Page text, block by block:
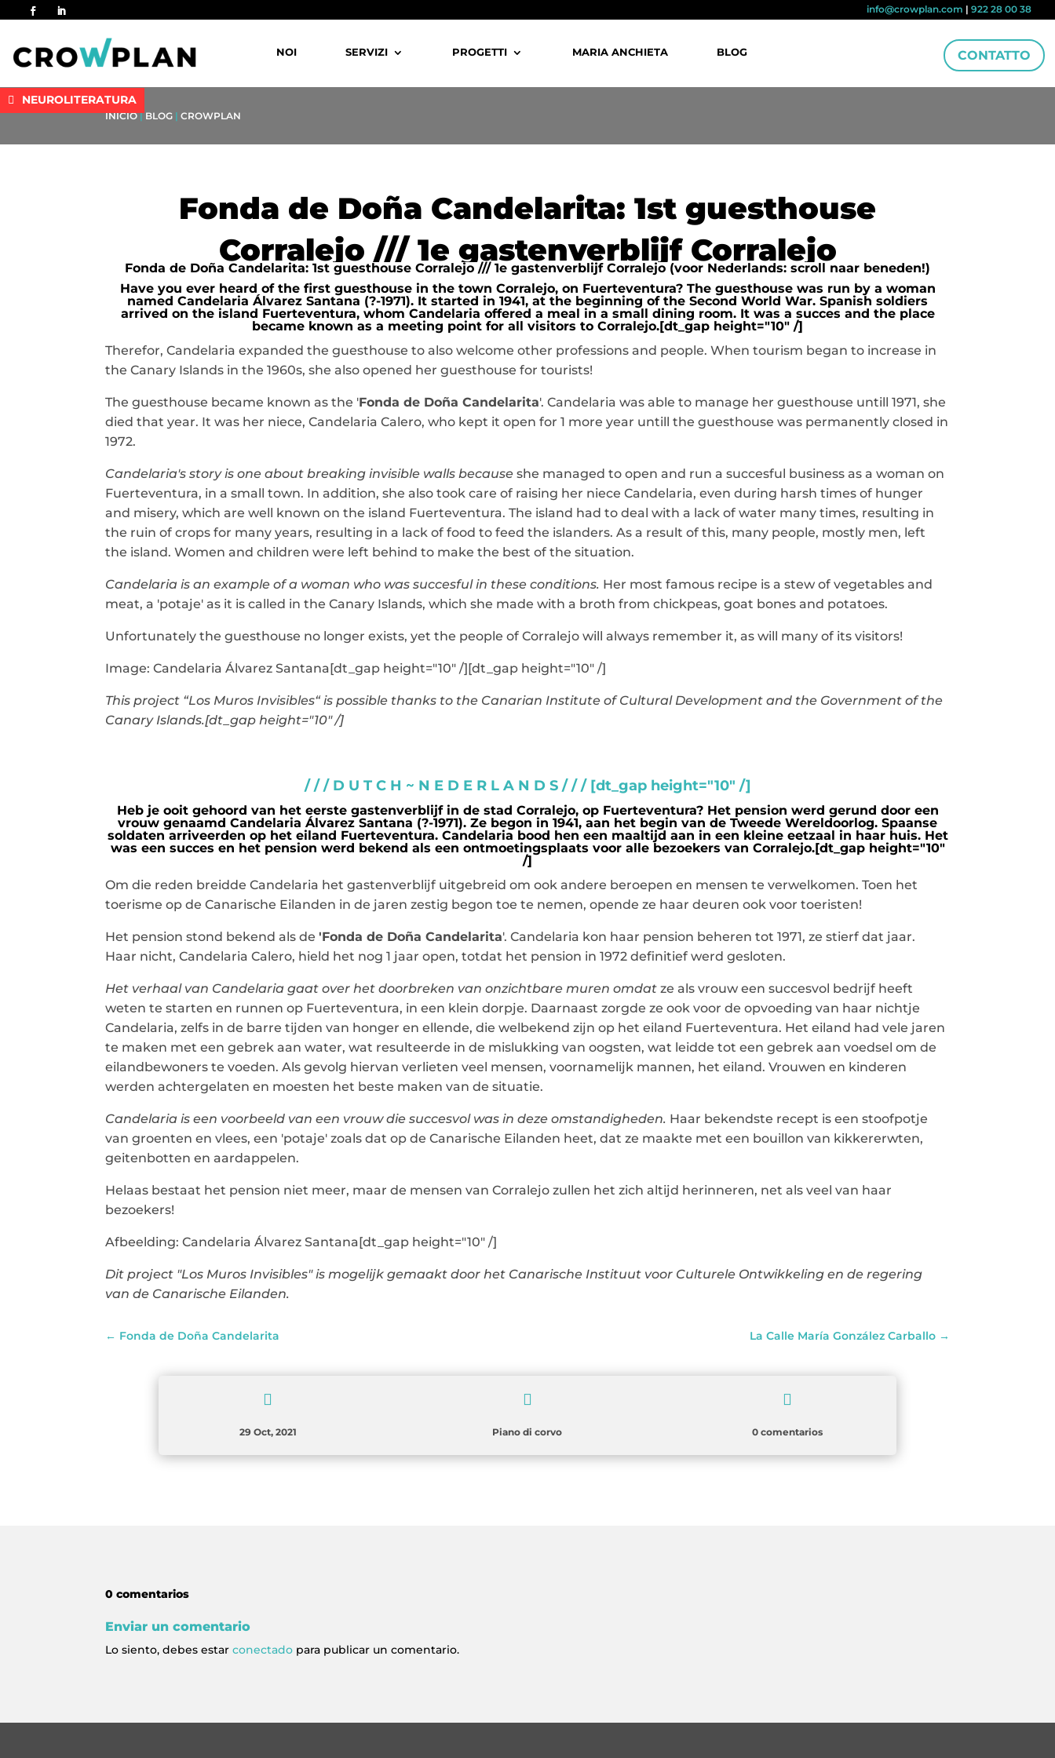
info@crowplan.com | 922 28 00 38
NOI SERVIZI PROGETTI MARIA ANCHIETA BLOG CONTATTO
NEUROLITERATURA
INICIO |BLOG |CROWPLAN
Fonda de Doña Candelarita: 1st guesthouse
Corralejo /// 1e gastenverblijf Corralejo
Fonda de Doña Candelarita: 1st guesthouse Corralejo /// 1e gastenverblijf Corralejo (voor Nederlands: scroll naar beneden!)
Have you ever heard of the first guesthouse in the town Corralejo, on Fuerteventura? The guesthouse was run by a woman
named Candelaria Álvarez Santana (?-1971). It started in 1941, at the beginning of the Second World War. Spanish soldiers
arrived on the island Fuerteventura, whom Candelaria offered a meal in a small dining room. It was a succes and the place
became known as a meeting point for all visitors to Corralejo.[dt_gap height="10" /]
Therefor, Candelaria expanded the guesthouse to also welcome other professions and people. When tourism began to increase in
the Canary Islands in the 1960s, she also opened her guesthouse for tourists!
The guesthouse became known as the 'Fonda de Doña Candelarita'. Candelaria was able to manage her guesthouse untill 1971, she
died that year. It was her niece, Candelaria Calero, who kept it open for 1 more year untill the guesthouse was permanently closed in
1972.
Candelaria's story is one about breaking invisible walls because she managed to open and run a succesful business as a woman on
Fuerteventura, in a small town. In addition, she also took care of raising her niece Candelaria, even during harsh times of hunger
and misery, which are well known on the island Fuerteventura. The island had to deal with a lack of water many times, resulting in
the ruin of crops for many years, resulting in a lack of food to feed the islanders. As a result of this, many people, mostly men, left
the island. Women and children were left behind to make the best of the situation.
Candelaria is an example of a woman who was succesful in these conditions. Her most famous recipe is a stew of vegetables and
meat, a 'potaje' as it is called in the Canary Islands, which she made with a broth from chickpeas, goat bones and potatoes.
Unfortunately the guesthouse no longer exists, yet the people of Corralejo will always remember it, as will many of its visitors!
Image: Candelaria Álvarez Santana[dt_gap height="10" /][dt_gap height="10" /]
This project “Los Muros Invisibles“ is possible thanks to the Canarian Institute of Cultural Development and the Government of the
Canary Islands.[dt_gap height="10" /]
/ / / D U T C H ~ N E D E R L A N D S / / / [dt_gap height="10" /]
Heb je ooit gehoord van het eerste gastenverblijf in de stad Corralejo, op Fuerteventura? Het pension werd gerund door een
vrouw genaamd Candelaria Álvarez Santana (?-1971). Ze begon in 1941, aan het begin van de Tweede Wereldoorlog. Spaanse
soldaten arriveerden op het eiland Fuerteventura. Candelaria bood hen een maaltijd aan in een kleine eetzaal in haar huis. Het
was een succes en het pension werd bekend als een ontmoetingsplaats voor alle bezoekers van Corralejo.[dt_gap height="10"
/]
Om die reden breidde Candelaria het gastenverblijf uitgebreid om ook andere beroepen en mensen te verwelkomen. Toen het
toerisme op de Canarische Eilanden in de jaren zestig begon toe te nemen, opende ze haar deuren ook voor toeristen!
Het pension stond bekend als de'Fonda de Doña Candelarita'. Candelaria kon haar pension beheren tot 1971, ze stierf dat jaar.
Haar nicht, Candelaria Calero, hield het nog 1 jaar open, totdat het pension in 1972 definitief werd gesloten.
Het verhaal van Candelaria gaat over het doorbreken van onzichtbare muren omdat ze als vrouw een succesvol bedrijf heeft
weten te starten en runnen op Fuerteventura, in een klein dorpje. Daarnaast zorgde ze ook voor de opvoeding van haar nichtje
Candelaria, zelfs in de barre tijden van honger en ellende, die welbekend zijn op het eiland Fuerteventura. Het eiland had vele jaren
te maken met een gebrek aan water, wat resulteerde in de mislukking van oogsten, wat leidde tot een gebrek aan voedsel om de
eilandbewoners te voeden. Als gevolg hiervan verlieten veel mensen, voornamelijk mannen, het eiland. Vrouwen en kinderen
werden achtergelaten en moesten het beste maken van de situatie.
Candelaria is een voorbeeld van een vrouw die succesvol was in deze omstandigheden. Haar bekendste recept is een stoofpotje
van groenten en vlees, een 'potaje' zoals dat op de Canarische Eilanden heet, dat ze maakte met een bouillon van kikkererwten,
geitenbotten en aardappelen.
Helaas bestaat het pension niet meer, maar de mensen van Corralejo zullen het zich altijd herinneren, net als veel van haar
bezoekers!
Afbeelding: Candelaria Álvarez Santana[dt_gap height="10" /]
Dit project "Los Muros Invisibles" is mogelijk gemaakt door het Canarische Instituut voor Culturele Ontwikkeling en de regering
van de Canarische Eilanden.
← Fonda de Doña Candelarita La Calle María González Carballo →

29 Oct, 2021

Piano di corvo

0 comentarios
0 comentarios
Enviar un comentario
Lo siento, debes estarconectado para publicar un comentario.